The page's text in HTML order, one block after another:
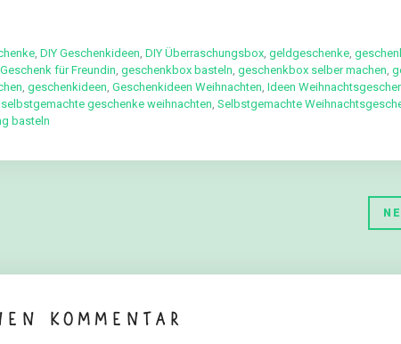
DIY Geschenkideen DIY Überraschungsbox geldgeschenke
Geschenk für Freundin geschenkbox basteln geschenkbox selber machen
geschenkideen Geschenkideen Weihnachten Ideen
selbstgemachte geschenke weihnachten Selbstgemachte
basteln
Kommentar